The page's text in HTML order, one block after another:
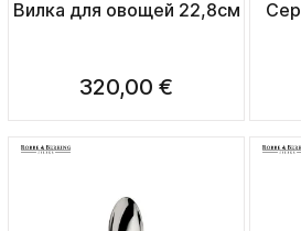
Вилка для овощей 22,8см
320,00 €